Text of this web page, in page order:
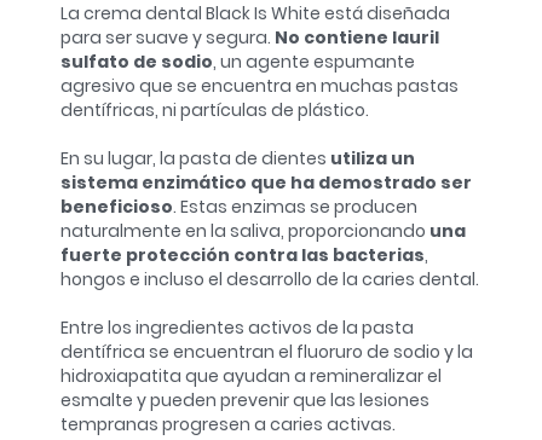
La crema dental Black Is White está diseñada
para ser suave y segura. No contiene lauril
sulfato de sodio, un agente espumante
agresivo que se encuentra en muchas pastas
dentífricas, ni partículas de plástico.
En su lugar, la pasta de dientes utiliza un
sistema enzimático que ha demostrado ser
beneficioso. Estas enzimas se producen
naturalmente en la saliva, proporcionando una
fuerte protección contra las bacterias,
hongos e incluso el desarrollo de la caries dental.
Entre los ingredientes activos de la pasta
dentífrica se encuentran el fluoruro de sodio y la
hidroxiapatita que ayudan a remineralizar el
esmalte y pueden prevenir que las lesiones
tempranas progresen a caries activas.